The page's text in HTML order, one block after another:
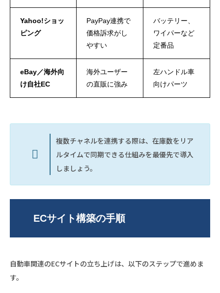
Yahoo!ショッ
ピング
PayPay連携で
価格訴求がし
やすい
バッテリー、
ワイパーなど
定番品
eBay／海外向
け自社EC
海外ユーザー
の直販に強み
左ハンドル車
向けパーツ
複数チャネルを連携する際は、在庫数をリア
ルタイムで同期できる仕組みを最優先で導入
しましょう。
ECサイト構築の手順
自動車関連のECサイトの立ち上げは、以下のステップで進めま
す。